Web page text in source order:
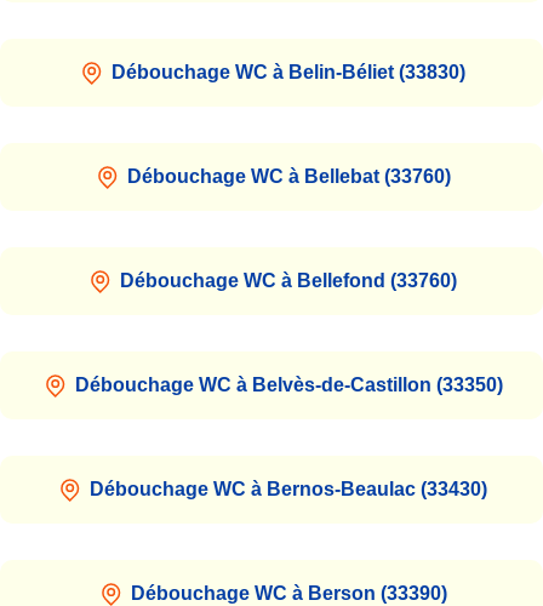
Débouchage WC à Belin-Béliet (33830)
Débouchage WC à Bellebat (33760)
Débouchage WC à Bellefond (33760)
Débouchage WC à Belvès-de-Castillon (33350)
Débouchage WC à Bernos-Beaulac (33430)
Débouchage WC à Berson (33390)